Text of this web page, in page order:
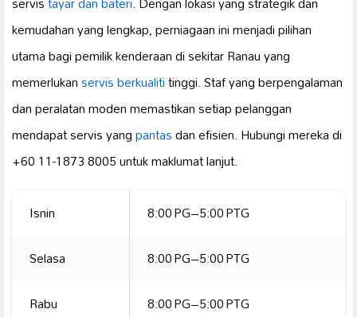
kemudahan yang lengkap, perniagaan ini menjadi pilihan
utama bagi pemilik kenderaan di sekitar Ranau yang
memerlukanservis berkualititinggi. Staf yang berpengalaman
dan peralatan moden memastikan setiap pelanggan
mendapat servis yangpantasdan efisien. Hubungi mereka di
+60 11-1873 8005 untuk maklumat lanjut.
Isnin
8:00 PG–5:00 PTG
Selasa
8:00 PG–5:00 PTG
Rabu
8:00 PG–5:00 PTG